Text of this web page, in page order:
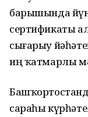
барышында
сертификаты
сығарыу
иң ҡатмарлы
сараһы